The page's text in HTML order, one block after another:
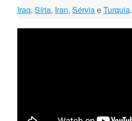
Iraq, Síria, Iran, SérviaeTurquia.